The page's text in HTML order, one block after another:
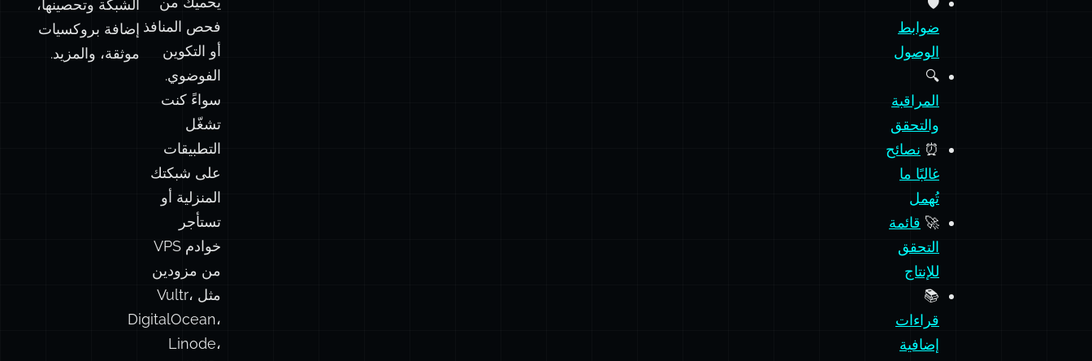
ضوابط
الوصول
🔍
المراقبة
والتحقق
⏰نصائح
غالبًا ما
تُهمل
🚀قائمة
التحقق
للإنتاج
📚
قراءات
إضافية
فحص المنافذ
أو التكوين
الفوضوي.
سواءً كنت
تشغّل
التطبيقات
على شبكتك
المنزلية أو
تستأجر
خوادم VPS
من مزودين
مثل Vultr،
DigitalOcean،
Linode،
AWS،
إضافة بروكسيات
موثقة، والمزيد.